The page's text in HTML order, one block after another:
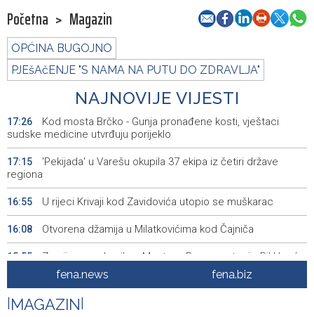
Početna > Magazin
OPĆINA BUGOJNO
PJEšAčENJE "S NAMA NA PUTU DO ZDRAVLJA"
NAJNOVIJE VIJESTI
17:26
Kod mosta Brčko - Gunja pronađene kosti, vještaci
sudske medicine utvrđuju porijeklo
17:15
'Pekijada' u Varešu okupila 37 ekipa iz četiri države
regiona
16:55 U rijeci Krivaji kod Zavidovića utopio se muškarac
16:08 Otvorena džamija u Milatkovićima kod Čajniča
15:55
Zmajice se okupile u Mostaru: Reprezentacija BiH kreće
po novu mediteransku priču
15:55
SFF - Specijalna predfestivalska projekcija restauriranog
filma 'Žena s krajolikom' Ivice Matića
fena.news fena.biz
MAGAZIN